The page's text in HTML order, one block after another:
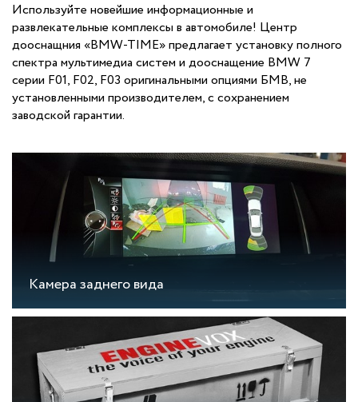
Используйте новейшие информационные и
развлекательные комплексы в автомобиле! Центр
дооснащния «BMW-TIME» предлагает установку полного
спектра мультимедиа систем и дооснащение BMW 7
серии F01, F02, F03 оригинальными опциями БМВ, не
установленными производителем, с сохранением
заводской гарантии.
Камера заднего вида